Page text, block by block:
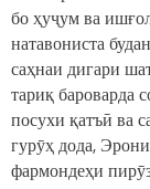
бо ҳуҷум ва
натавониста
саҳнаи дигари
тариқ бароварда
посухи қатъӣ ва
гурӯҳ дода,
фармондеҳи